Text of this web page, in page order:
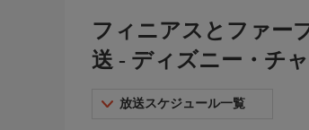
フィニアスとファー
送 - ディズニー・チ
放送スケジュール一覧